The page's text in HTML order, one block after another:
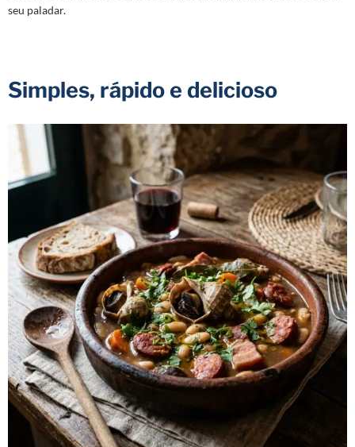
seu paladar.
Simples, rápido e delicioso